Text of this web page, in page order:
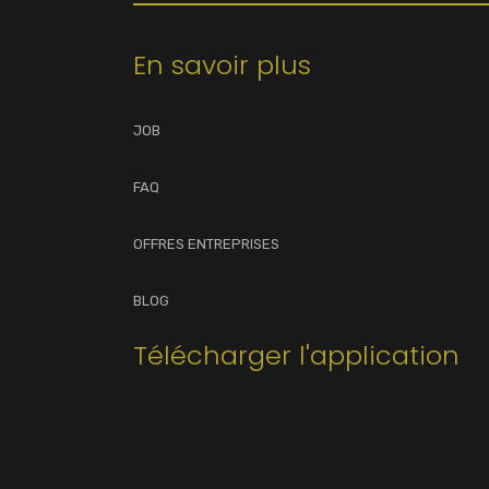
En savoir plus
JOB
FAQ
OFFRES ENTREPRISES
BLOG
Télécharger l'application